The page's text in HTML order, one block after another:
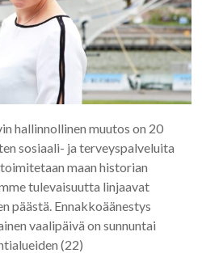
hallinnollinen muutos on 20
sosiaali- ja terveyspalveluita
maan historian
tulevaisuutta linjaavat
päästä. Ennakkoäänestys
vaalipäivä on sunnuntai
(22)